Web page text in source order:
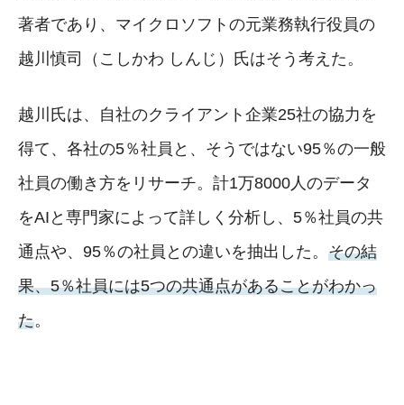
著者であり、マイクロソフトの元業務執行役員の
越川慎司（こしかわ しんじ）氏はそう考えた。
越川氏は、自社のクライアント企業25社の協力を
得て、各社の5％社員と、そうではない95％の一般
社員の働き方をリサーチ。計1万8000人のデータ
をAIと専門家によって詳しく分析し、5％社員の共
通点や、95％の社員との違いを抽出した。 その結
果、5％社員には5つの共通点があることがわかっ
た。